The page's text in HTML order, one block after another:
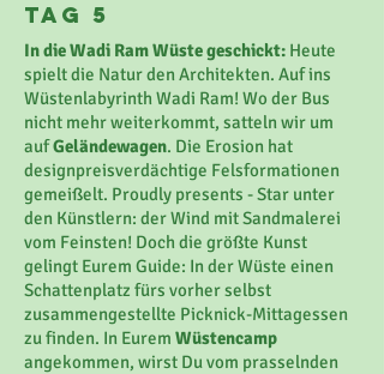
Tag 5
In die Wadi Ram Wüste geschickt: Heute
spielt die Natur den Architekten. Auf ins
Wüstenlabyrinth Wadi Ram! Wo der Bus
nicht mehr weiterkommt, satteln wir um
aufGeländewagen. Die Erosion hat
designpreisverdächtige Felsformationen
gemeißelt. Proudly presents - Star unter
den Künstlern: der Wind mit Sandmalerei
vom Feinsten! Doch die größte Kunst
gelingt Eurem Guide: In der Wüste einen
Schattenplatz fürs vorher selbst
zusammengestellte Picknick-Mittagessen
zu finden. In Eurem Wüstencamp
angekommen, wirst Du vom prasselnden